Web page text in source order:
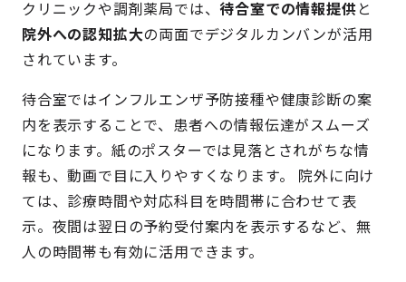
クリニックや調剤薬局では、 待合室での情報提供と
院外への認知拡大の両面でデジタルカンバンが活用
されています。
待合室ではインフルエンザ予防接種や健康診断の案
内を表示することで、患者への情報伝達がスムーズ
になります。紙のポスターでは見落とされがちな情
報も、動画で目に入りやすくなります。 院外に向け
ては、診療時間や対応科目を時間帯に合わせて表
示。夜間は翌日の予約受付案内を表示するなど、無
人の時間帯も有効に活用できます。